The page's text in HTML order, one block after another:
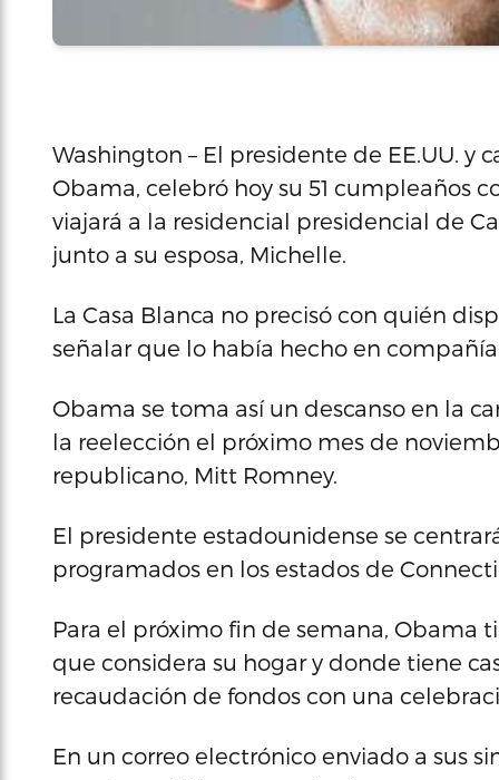
Washington – El presidente de EE.UU.
Obama, celebró hoy su 51 cumpleaños
viajará a la residencial presidencial de
junto a su esposa, Michelle.
La Casa Blanca no precisó con quién
señalar que lo había hecho en
Obama se toma así un descanso en la
la reelección el próximo mes de
republicano, Mitt Romney.
El presidente estadounidense se
programados en los estados de
Para el próximo fin de semana, Obama
que considera su hogar y donde tiene
recaudación de fondos con una
En un correo electrónico enviado a sus